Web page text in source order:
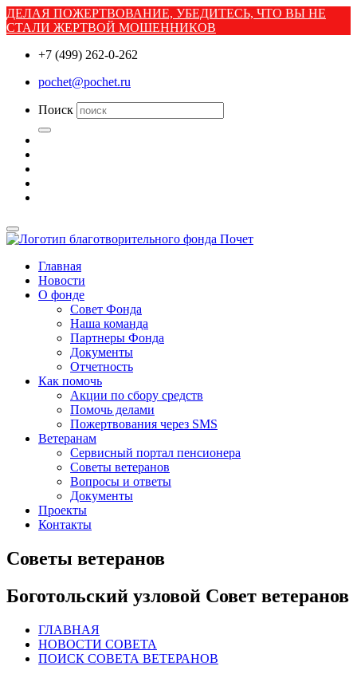
ДЕЛАЯ ПОЖЕРТВОВАНИЕ, УБЕДИТЕСЬ, ЧТО ВЫ НЕ
СТАЛИ ЖЕРТВОЙ МОШЕННИКОВ
+7 (499) 262-0-262
pochet@pochet.ru
Поиск
Главная
Новости
О фонде
Совет Фонда
Наша команда
Партнеры Фонда
Документы
Отчетность
Как помочь
Акции по сбору средств
Помочь делами
Пожертвования через SMS
Ветеранам
Сервисный портал пенсионера
Советы ветеранов
Вопросы и ответы
Документы
Проекты
Контакты
Советы ветеранов
Боготольский узловой Совет ветеранов
ГЛАВНАЯ
НОВОСТИ СОВЕТА
ПОИСК СОВЕТА ВЕТЕРАНОВ